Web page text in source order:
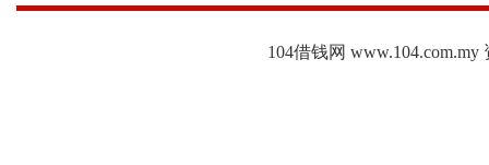
104借钱网